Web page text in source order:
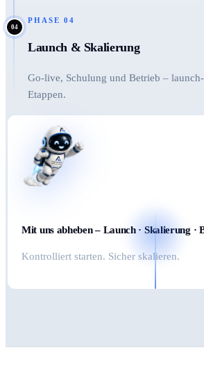
04
PHASE 04
Launch & Skalierung
Go-live, Schulung und Betrieb –
Etappen.
Mit uns abheben – Launch · Skalierung ·
Kontrolliert starten. Sicher skalieren.